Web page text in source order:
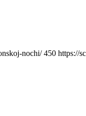
nochi/ 450 https://